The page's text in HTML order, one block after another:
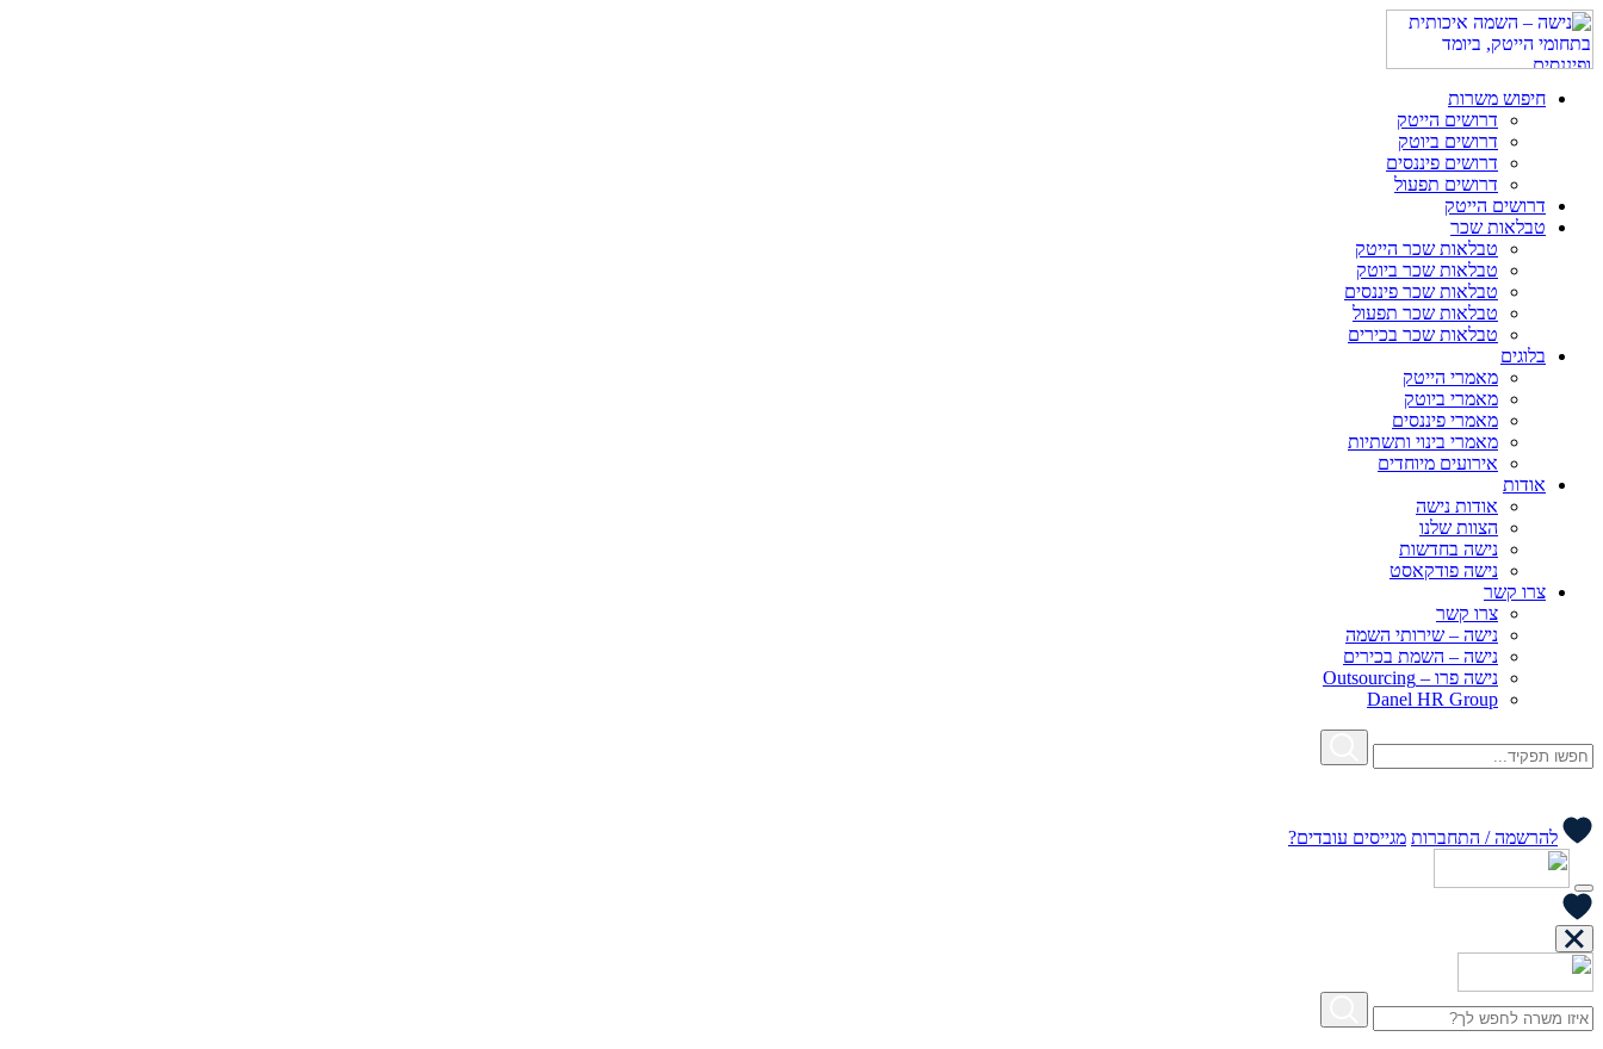
חיפוש משרות
דרושים הייטק
דרושים ביוטק
דרושים פיננסים
דרושים תפעול
דרושים הייטק
טבלאות שכר
טבלאות שכר הייטק
טבלאות שכר ביוטק
טבלאות שכר פיננסים
טבלאות שכר תפעול
טבלאות שכר בכירים
בלוגים
מאמרי הייטק
מאמרי ביוטק
מאמרי פיננסים
מאמרי בינוי ותשתיות
אירועים מיוחדים
אודות
אודות נישה
הצוות שלנו
נישה בחדשות
נישה פודקאסט
צרו קשר
צרו קשר
נישה – שירותי השמה
נישה – השמת בכירים
נישה פרו – Outsourcing
Danel HR Group
להרשמה / התחברות מגייסים עובדים?